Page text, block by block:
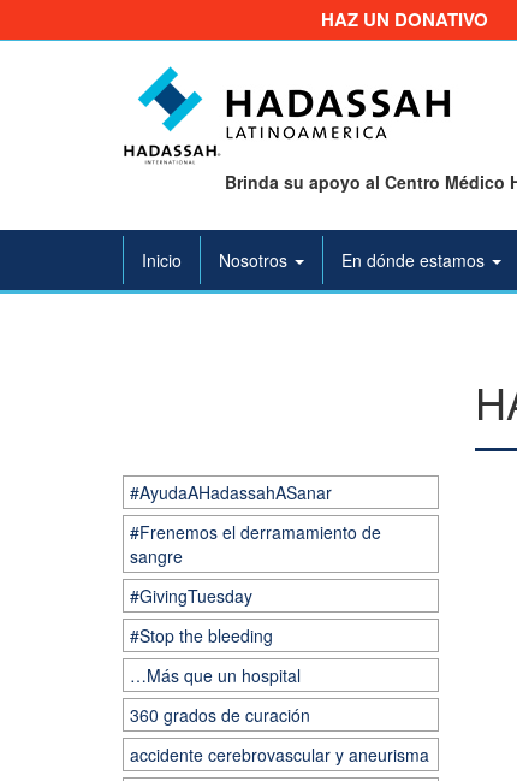
HAZ UN DONATIVO
Brinda su apoyo al Centro Médico
Inicio Nosotros En dónde estamos
#AyudaAHadassahASanar
#Frenemos el derramamiento de
sangre
#GivingTuesday
#Stop the bleeding
…Más que un hospital
360 grados de curación
accidente cerebrovascular y aneurisma